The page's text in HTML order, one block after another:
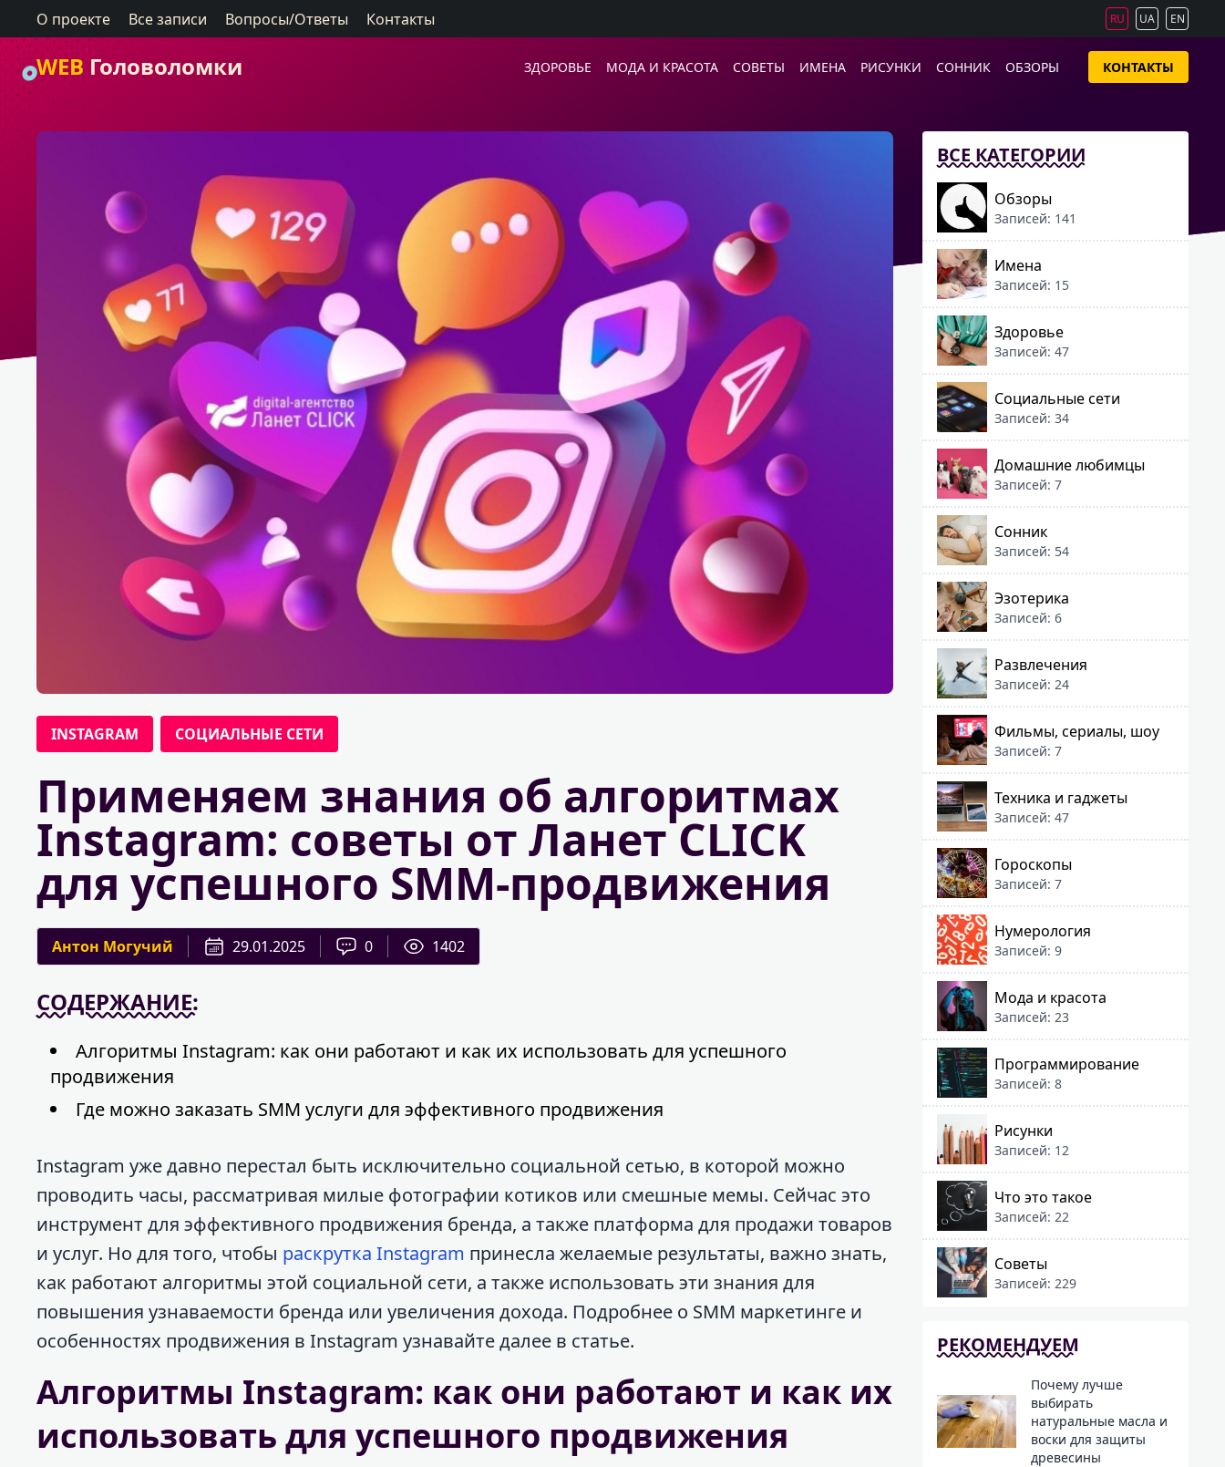
О проекте Все записи Вопросы/Ответы Контакты RU UA EN
WEB Головоломки ЗДОРОВЬЕ МОДА И КРАСОТА СОВЕТЫ ИМЕНА РИСУНКИ СОННИК ОБЗОРЫ КОНТАКТЫ
INSTAGRAM СОЦИАЛЬНЫЕ СЕТИ
Применяем знания об алгоритмах
Instagram: советы от Ланет CLICK
для успешного SMM-продвижения
Антон Могучий 29.01.2025 0 1402
СОДЕРЖАНИЕ:
Алгоритмы Instagram: как они работают и как их использовать для успешного
продвижения
Где можно заказать SMM услуги для эффективного продвижения
Instagram уже давно перестал быть исключительно социальной сетью, в которой можно
проводить часы, рассматривая милые фотографии котиков или смешные мемы. Сейчас это
инструмент для эффективного продвижения бренда, а также платформа для продажи товаров
и услуг. Но для того, чтобы раскрутка Instagram принесла желаемые результаты, важно знать,
как работают алгоритмы этой социальной сети, а также использовать эти знания для
повышения узнаваемости бренда или увеличения дохода. Подробнее о SMM маркетинге и
особенностях продвижения в Instagram узнавайте далее в статье.
Алгоритмы Instagram: как они работают и как их
использовать для успешного продвижения
ВСЕ КАТЕГОРИИ
Обзоры
Записей: 141
Имена
Записей: 15
Здоровье
Записей: 47
Социальные сети
Записей: 34
Домашние любимцы
Записей: 7
Сонник
Записей: 54
Эзотерика
Записей: 6
Развлечения
Записей: 24
Фильмы, сериалы, шоу
Записей: 7
Техника и гаджеты
Записей: 47
Гороскопы
Записей: 7
Нумерология
Записей: 9
Мода и красота
Записей: 23
Программирование
Записей: 8
Рисунки
Записей: 12
Что это такое
Записей: 22
Советы
Записей: 229
РЕКОМЕНДУЕМ
Почему лучше
выбирать
натуральные масла и
воски для защиты
древесины